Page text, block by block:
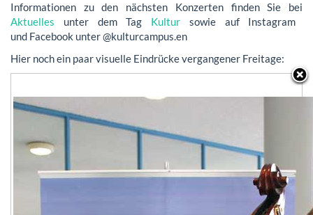
Informationen zu den nächsten Konzerten finden Sie bei
Aktuelles unter dem Tag Kultur
sowie auf Instagram
und Facebook unter @kulturcampus.en
Hier noch ein paar visuelle Eindrücke vergangener Freitage: